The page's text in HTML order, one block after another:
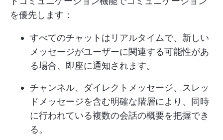
を優先します：
すべてのチャットはリアルタイムで、新しい
メッセージがユーザーに関連する可能性があ
る場合、即座に通知されます。
チャンネル、ダイレクトメッセージ、スレッ
ドメッセージを含む明確な階層により、同時
に行われている複数の会話の概要を把握でき
る。